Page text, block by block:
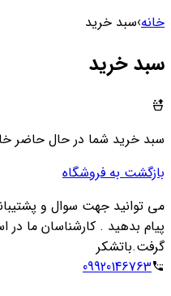
خانه›سبد خرید
سبد خرید
سبد خرید شما در حال حاضر
بازگشت به فروشگاه
پیام بدهید . کارشناسان ما
گرفت.باتشکر
09920146763